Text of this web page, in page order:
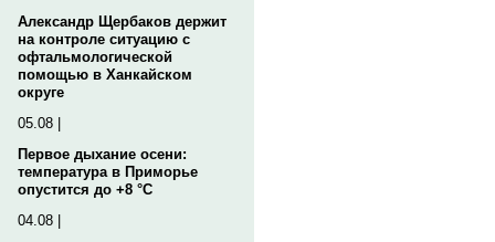
Александр Щербаков держит
на контроле ситуацию с
офтальмологической
помощью в Ханкайском
округе
05.08 |
Первое дыхание осени:
температура в Приморье
опустится до +8 °C
04.08 |